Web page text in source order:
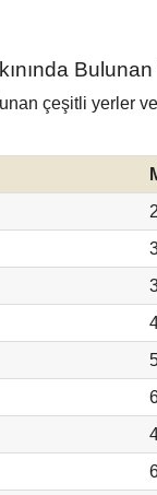
çeşitli yerler